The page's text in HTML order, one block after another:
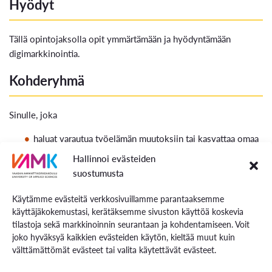
Hallinnoi evästeiden
suostumusta
Käytämme evästeitä verkkosivuillamme parantaaksemme
käyttäjäkokemustasi, kerätäksemme sivuston käyttöä koskevia
tilastoja sekä markkinoinnin seurantaan ja kohdentamiseen. Voit
joko hyväksyä kaikkien evästeiden käytön, kieltää muut kuin
välttämättömät evästeet tai valita käytettävät evästeet.
Hyödyt
Tällä opintojaksolla opit ymmärtämään ja hyödyntämään
digimarkkinointia.
Kohderyhmä
Sinulle, joka
haluat varautua työelämän muutoksiin tai kasvattaa omaa
asiantuntijuuttasi
haluat tutustua uuteen alaan tai erottautua osaamisella
elät oppiaksesi – haluat oppia uutta harrastusluonteisesti
tavoittelet tutkintoa
Lisäksi:
Opintojakso sopii esim. markkinoinnin opiskelijoille
Opintojakso sopii kaikille markkinoinnista kiinnostuneille